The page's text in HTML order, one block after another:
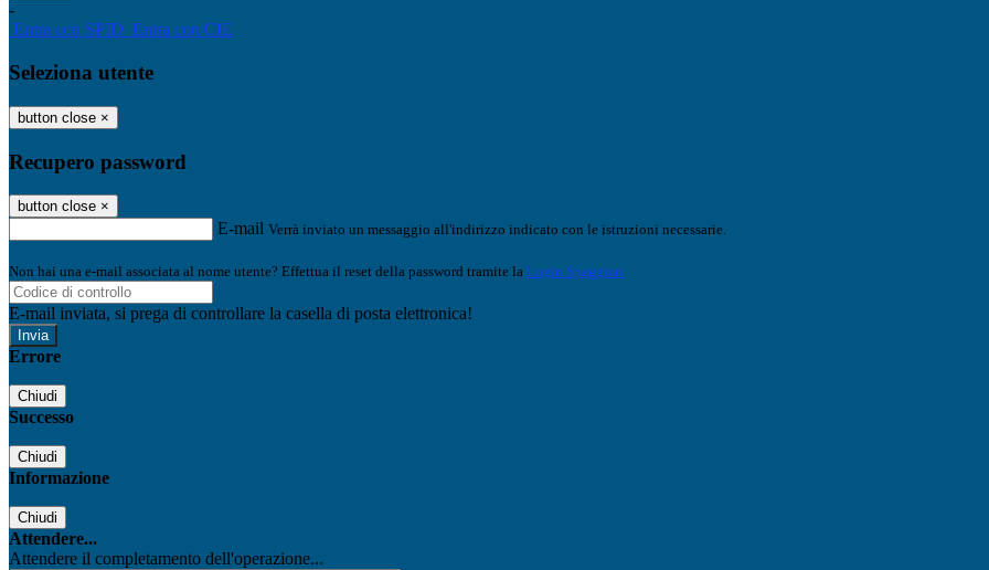
-
Entra con SPID Entra con CIE
Seleziona utente
button close ×
Recupero password
button close ×
E-mail Verrà inviato un messaggio all'indirizzo indicato con le istruzioni necessarie.
Non hai una e-mail associata al nome utente? Effettua il reset della password tramite la Login Spaggiari
E-mail inviata, si prega di controllare la casella di posta elettronica!
Errore
Chiudi
Successo
Chiudi
Informazione
Chiudi
Attendere...
Attendere il completamento dell'operazione...